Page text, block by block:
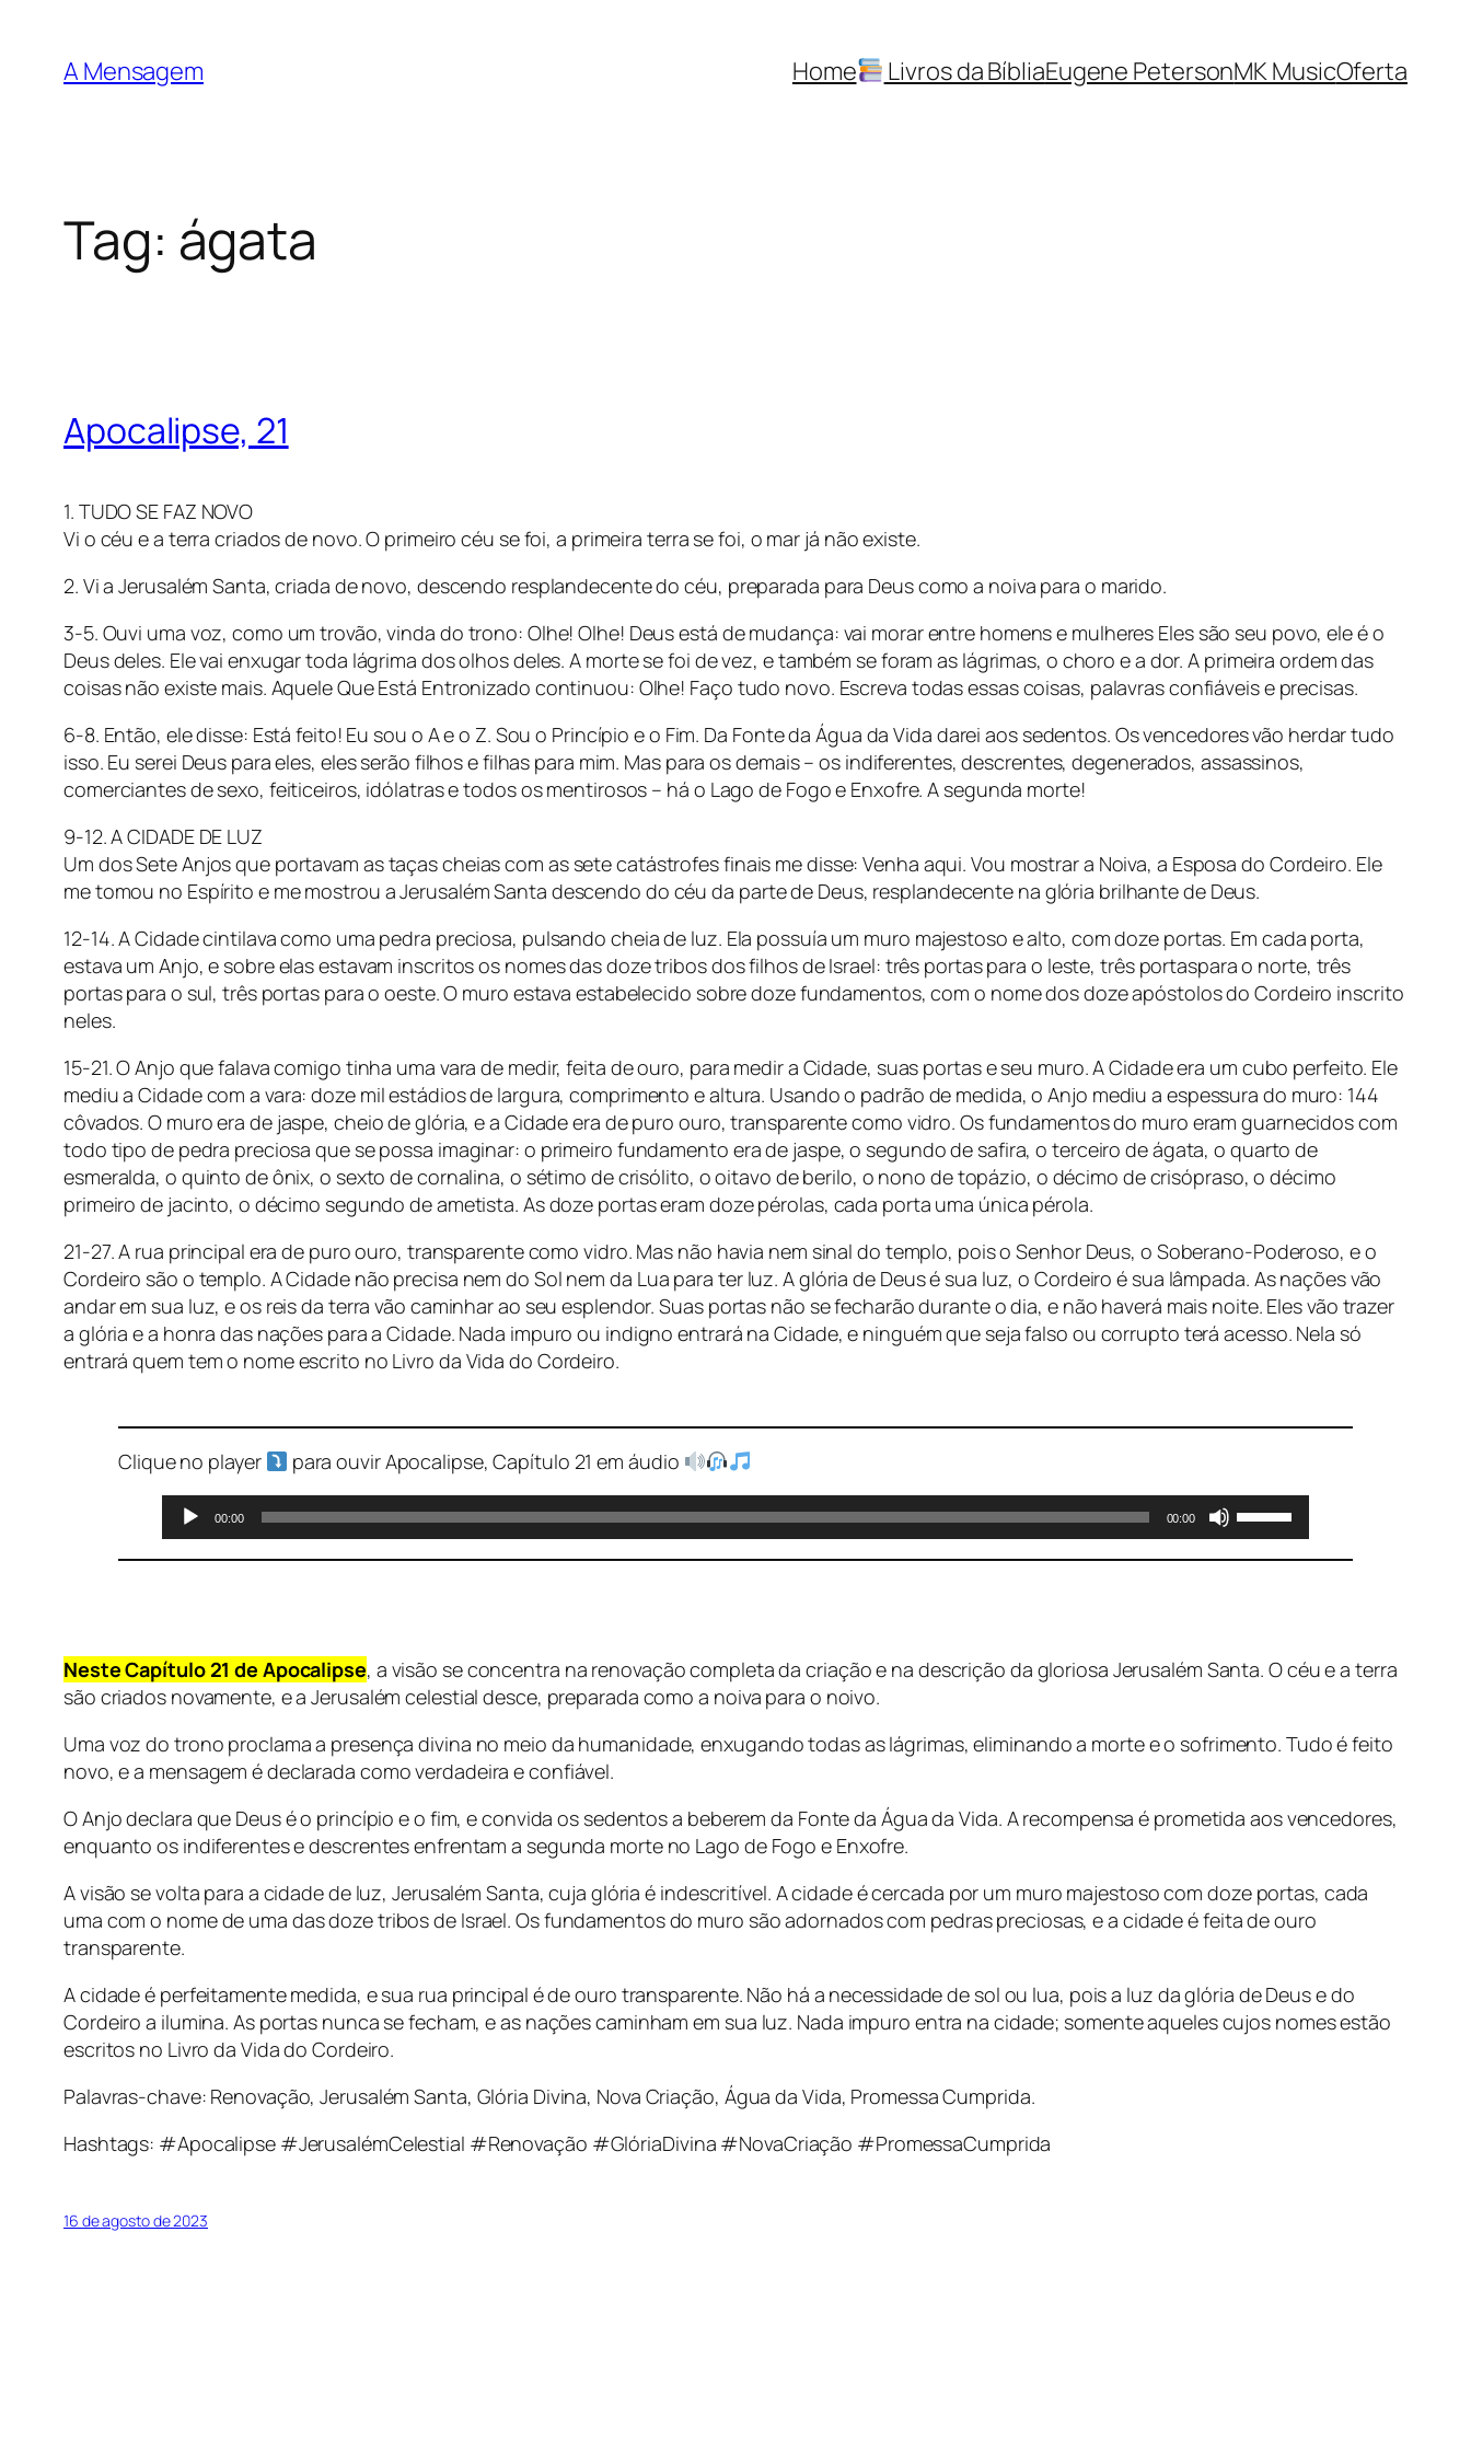
A Mensagem Home Livros da BíbliaEugene PetersonMK MusicOferta
Tag: ágata
Apocalipse, 21
1. TUDO SE FAZ NOVO
Vi o céu e a terra criados de novo. O primeiro céu se foi, a primeira terra se foi, o mar já não existe.
2. Vi a Jerusalém Santa, criada de novo, descendo resplandecente do céu, preparada para Deus como a noiva para o marido.
3-5. Ouvi uma voz, como um trovão, vinda do trono: Olhe! Olhe! Deus está de mudança: vai morar entre homens e mulheres Eles são seu povo, ele é o
Deus deles. Ele vai enxugar toda lágrima dos olhos deles. A morte se foi de vez, e também se foram as lágrimas, o choro e a dor. A primeira ordem das
coisas não existe mais. Aquele Que Está Entronizado continuou: Olhe! Faço tudo novo. Escreva todas essas coisas, palavras confiáveis e precisas.
6-8. Então, ele disse: Está feito! Eu sou o A e o Z. Sou o Princípio e o Fim. Da Fonte da Água da Vida darei aos sedentos. Os vencedores vão herdar tudo
isso. Eu serei Deus para eles, eles serão filhos e filhas para mim. Mas para os demais – os indiferentes, descrentes, degenerados, assassinos,
comerciantes de sexo, feiticeiros, idólatras e todos os mentirosos – há o Lago de Fogo e Enxofre. A segunda morte!
9-12. A CIDADE DE LUZ
Um dos Sete Anjos que portavam as taças cheias com as sete catástrofes finais me disse: Venha aqui. Vou mostrar a Noiva, a Esposa do Cordeiro. Ele
me tomou no Espírito e me mostrou a Jerusalém Santa descendo do céu da parte de Deus, resplandecente na glória brilhante de Deus.
12-14. A Cidade cintilava como uma pedra preciosa, pulsando cheia de luz. Ela possuía um muro majestoso e alto, com doze portas. Em cada porta,
estava um Anjo, e sobre elas estavam inscritos os nomes das doze tribos dos filhos de Israel: três portas para o leste, três portaspara o norte, três
portas para o sul, três portas para o oeste. O muro estava estabelecido sobre doze fundamentos, com o nome dos doze apóstolos do Cordeiro inscrito
neles.
15-21. O Anjo que falava comigo tinha uma vara de medir, feita de ouro, para medir a Cidade, suas portas e seu muro. A Cidade era um cubo perfeito. Ele
mediu a Cidade com a vara: doze mil estádios de largura, comprimento e altura. Usando o padrão de medida, o Anjo mediu a espessura do muro: 144
côvados. O muro era de jaspe, cheio de glória, e a Cidade era de puro ouro, transparente como vidro. Os fundamentos do muro eram guarnecidos com
todo tipo de pedra preciosa que se possa imaginar: o primeiro fundamento era de jaspe, o segundo de safira, o terceiro de ágata, o quarto de
esmeralda, o quinto de ônix, o sexto de cornalina, o sétimo de crisólito, o oitavo de berilo, o nono de topázio, o décimo de crisópraso, o décimo
primeiro de jacinto, o décimo segundo de ametista. As doze portas eram doze pérolas, cada porta uma única pérola.
21-27. A rua principal era de puro ouro, transparente como vidro. Mas não havia nem sinal do templo, pois o Senhor Deus, o Soberano-Poderoso, e o
Cordeiro são o templo. A Cidade não precisa nem do Sol nem da Lua para ter luz. A glória de Deus é sua luz, o Cordeiro é sua lâmpada. As nações vão
andar em sua luz, e os reis da terra vão caminhar ao seu esplendor. Suas portas não se fecharão durante o dia, e não haverá mais noite. Eles vão trazer
a glória e a honra das nações para a Cidade. Nada impuro ou indigno entrará na Cidade, e ninguém que seja falso ou corrupto terá acesso. Nela só
entrará quem tem o nome escrito no Livro da Vida do Cordeiro.
Clique no player
para ouvir Apocalipse, Capítulo 21 em áudio
Tocador
de
áudio
00:00 00:00
Use
as
setas
para
aumentar
Neste Capítulo 21 de Apocalipse, a visão se concentra na renovação completa da criação e na descrição da gloriosa Jerusalém Santa. O céu e a terra
são criados novamente, e a Jerusalém celestial desce, preparada como a noiva para o noivo.
Uma voz do trono proclama a presença divina no meio da humanidade, enxugando todas as lágrimas, eliminando a morte e o sofrimento. Tudo é feito
novo, e a mensagem é declarada como verdadeira e confiável.
O Anjo declara que Deus é o princípio e o fim, e convida os sedentos a beberem da Fonte da Água da Vida. A recompensa é prometida aos vencedores,
enquanto os indiferentes e descrentes enfrentam a segunda morte no Lago de Fogo e Enxofre.
A visão se volta para a cidade de luz, Jerusalém Santa, cuja glória é indescritível. A cidade é cercada por um muro majestoso com doze portas, cada
uma com o nome de uma das doze tribos de Israel. Os fundamentos do muro são adornados com pedras preciosas, e a cidade é feita de ouro
transparente.
A cidade é perfeitamente medida, e sua rua principal é de ouro transparente. Não há a necessidade de sol ou lua, pois a luz da glória de Deus e do
Cordeiro a ilumina. As portas nunca se fecham, e as nações caminham em sua luz. Nada impuro entra na cidade; somente aqueles cujos nomes estão
escritos no Livro da Vida do Cordeiro.
Palavras-chave: Renovação, Jerusalém Santa, Glória Divina, Nova Criação, Água da Vida, Promessa Cumprida.
Hashtags: #Apocalipse #JerusalémCelestial #Renovação #GlóriaDivina #NovaCriação #PromessaCumprida
16 de agosto de 2023